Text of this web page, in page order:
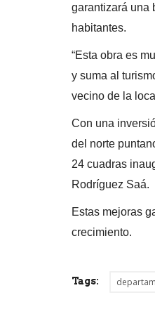
garantizará una
habitantes.
“Esta obra es
y suma al
vecino de la
Con una
del norte
24 cuadras
Rodríguez Saá.
Estas mejoras
crecimiento.
Tags: